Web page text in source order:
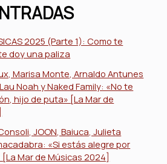
2025 (Parte 1): Como te
doy una paliza
Marisa Monte, Arnaldo Antunes
Noah y Naked Family: «No te
hijo de puta» [La Mar de
JOON, Baiuca, Julieta
«Si estás alegre por
Mar de Músicas 2024]